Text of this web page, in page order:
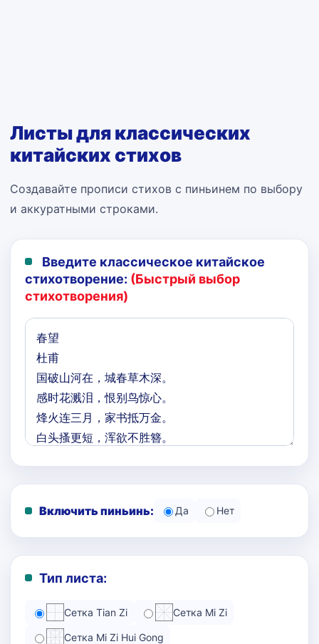
Листы для классических
китайских стихов
Создавайте прописи стихов с пиньинем по выбору
и аккуратными строками.
Введите классическое китайское
стихотворение: (Быстрый выбор
стихотворения)
Включить пиньинь: Да Нет
Тип листа:
Сетка Tian Zi Сетка Mi Zi
Сетка Mi Zi Hui Gong